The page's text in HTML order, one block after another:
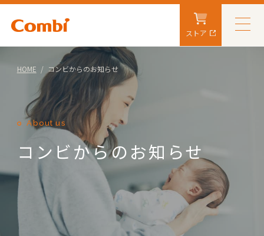
ストア
HOME コンビからのお知らせ
About us
コンビからのお知らせ